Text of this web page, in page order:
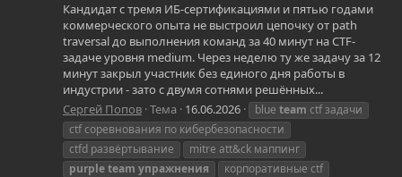
Кандидат с тремя ИБ-сертификациями и пятью годами
коммерческого опыта не выстроил цепочку от path
traversal до выполнения команд за 40 минут на CTF-
задаче уровня medium. Через неделю ту же задачу за 12
минут закрыл участник без единого дня работы в
индустрии - зато с двумя сотнями решённых...
Сергей Попов Тема 16.06.2026 blue team ctf задачи
ctf соревнования по кибербезопасности
ctfd развёртывание
mitre att&ck маппинг
purpleteam упражнения
корпоративные ctf